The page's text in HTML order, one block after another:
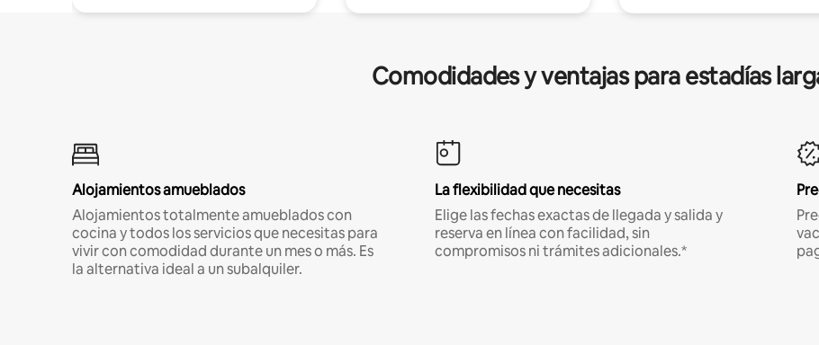
Comodidades y ventajas para estadías
Alojamientos amueblados
Alojamientos totalmente amueblados con
cocina y todos los servicios que necesitas para
vivir con comodidad durante un mes o más. Es
la alternativa ideal a un subalquiler.
La flexibilidad que necesitas
Elige las fechas exactas de llegada y salida y
reserva en línea con facilidad, sin
compromisos ni trámites adicionales.*